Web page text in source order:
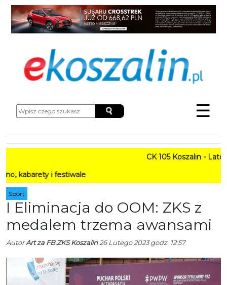
☰
CK 105 Koszalin - Lato w
i festiwale
Sport
I Eliminacja do OOM: ZKS z
medalem trzema awansami
AutorArt za FB.ZKS Koszalin26 Lutego 2023 godz. 12:57